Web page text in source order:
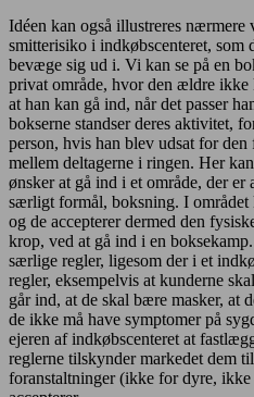
Idéen kan også illustreres nærmere
smitterisiko i indkøbscenteret, som
bevæge sig ud i. Vi kan se på en
privat område, hvor den ældre ikke
at han kan gå ind, når det passer
bokserne standser deres aktivitet,
person, hvis han blev udsat for
mellem deltagerne i ringen. Her
ønsker at gå ind i et område, der
særligt formål, boksning. I området
og de accepterer dermed den
krop, ved at gå ind i en
særlige regler, ligesom der i et
regler, eksempelvis at kunderne
går ind, at de skal bære masker, at
de ikke må have symptomer på
ejeren af indkøbscenteret at
reglerne tilskynder markedet dem
foranstaltninger (ikke for dyre,